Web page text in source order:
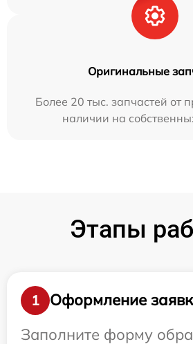
Оригинальные
Более 20 тыс. запчастей от
наличии на
Этапы
1
Оформление
Заполните форму